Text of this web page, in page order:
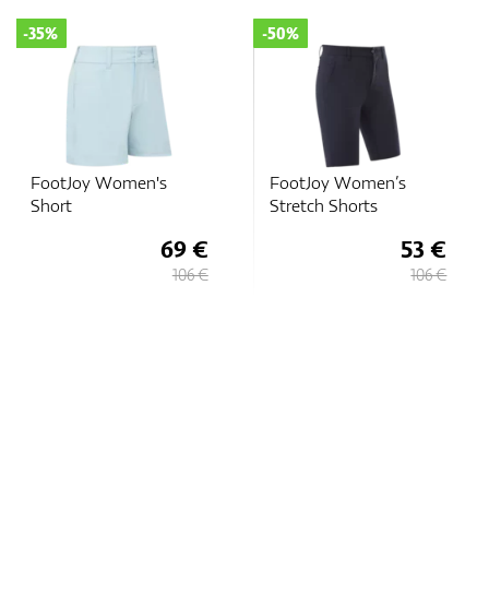
FootJoy Women's
Short
-35%
69 €
106 €
FootJoy Women’s
Stretch Shorts
-50%
53 €
106 €